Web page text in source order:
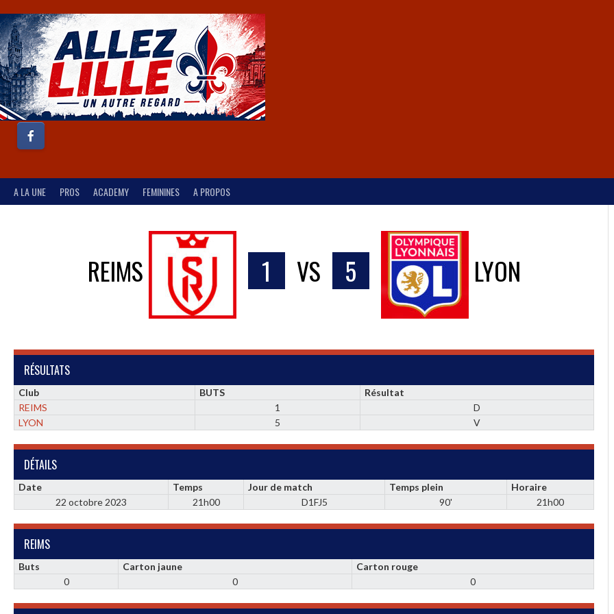
A LA UNE PROS ACADEMY FEMININES A PROPOS
REIMS 1 VS 5 LYON
RÉSULTATS
Club BUTS
Résultat
REIMS
1
D
LYON
5 V
DÉTAILS
Date Temps Jour de match Temps plein
Horaire
22 octobre 2023
21h00 D1FJ5 90' 21h00
REIMS
Buts Carton jaune
Carton rouge
0
0 0